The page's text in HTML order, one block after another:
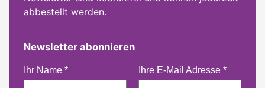
abbestellt werden.
Newsletter abonnieren
Ihr Name * Ihre E-Mail Adresse *